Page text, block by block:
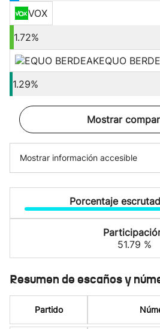
VOX
1.72%
EQUO
1.29%
Mostrar
Mostrar información accesible
Porcentaje
51.79 %
Resumen de escaños y
Partido